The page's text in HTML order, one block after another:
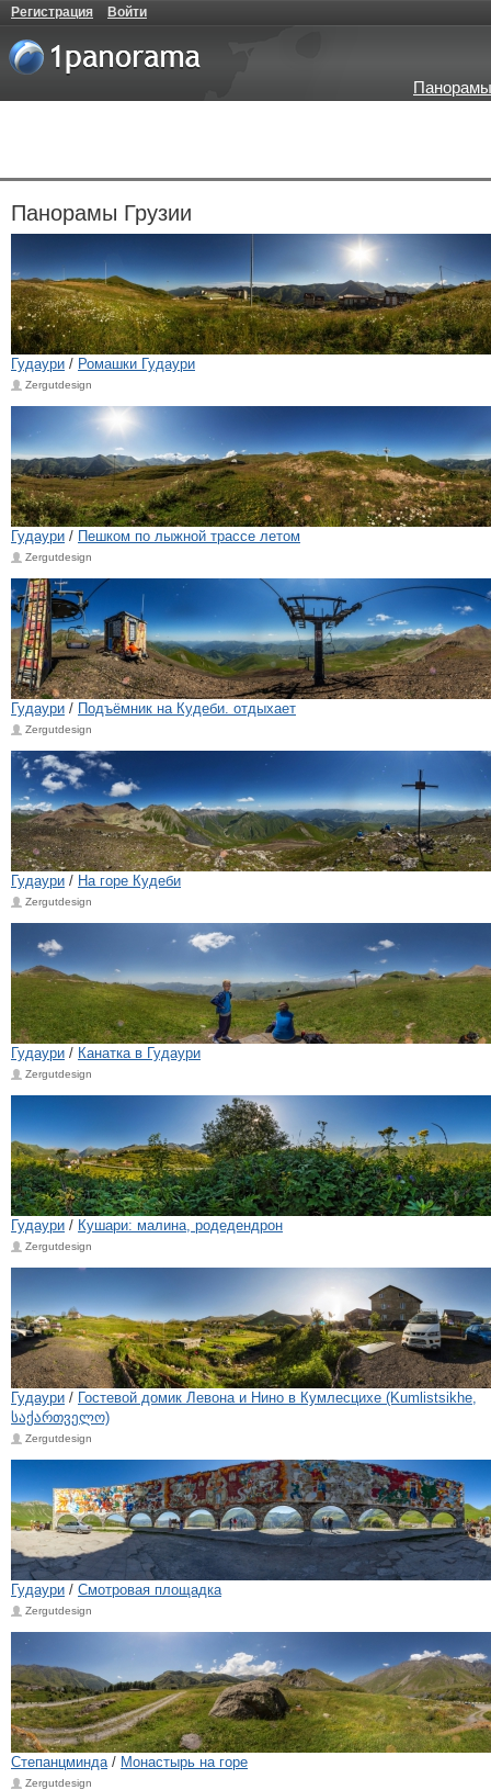
Регистрация Войти
Панорамы Грузии
Гудаури / Ромашки Гудаури
Zergutdesign
Гудаури / Пешком по лыжной трассе летом
Zergutdesign
Гудаури / Подъёмник на Кудеби. отдыхает
Zergutdesign
Гудаури / На горе Кудеби
Zergutdesign
Гудаури / Канатка в Гудаури
Zergutdesign
Гудаури / Кушари: малина, родедендрон
Zergutdesign
Гудаури / Гостевой домик Левона и Нино в Кумлесцихе (Kumlistsikhe,
საქართველო)
Zergutdesign
Гудаури / Смотровая площадка
Zergutdesign
Степанцминда/ Монастырь на горе
Zergutdesign